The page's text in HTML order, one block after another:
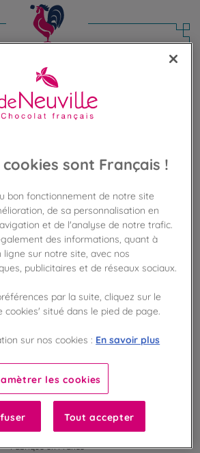
de Pâtes de fruits
de délicieuses pâtes de fruits
12,90 €
AJOUTER AU PANIER
en boutique !
en magasin
offert
points de fidélité !
et allergènes
100%
Fabriqué en France
sont Français !
bon fonctionnement de notre site
de sa personnalisation en
et de l'analyse de notre trafic.
des informations, quant à
sur notre site, avec nos
publicitaires et de réseaux sociaux.
par la suite, cliquez sur le
cookies' situé dans le pied de page.
sur nos cookies : En savoir plus
les cookies
Tout accepter